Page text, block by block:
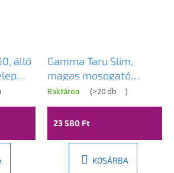
álló
Gamma Taru Slim,
magas mosogató
csaptelep h-400, arany
matt, GMA-BTS-GDB
Raktáron (>20 db )
23 580 Ft
KOSÁRBA